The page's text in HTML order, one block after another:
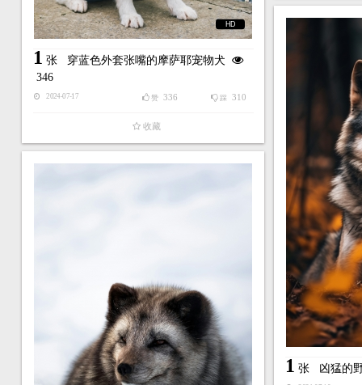
HD
1 张 穿蓝色外套张嘴的摩萨耶宠物犬
346
2024-07-17 踩 310
赞 336
收藏
1 张 凶猛的